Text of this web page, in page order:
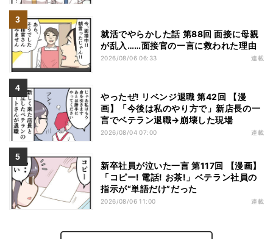
就活でやらかした話 第88回 面接に母親
が乱入……面接官の一言に救われた理由
2026/08/06 06:33 連載
やったぜ! リベンジ退職 第42回 【漫
画】「今後は私のやり方で」新店長の一
言でベテラン退職→崩壊した現場
2026/08/04 07:00 連載
新卒社員が泣いた一言 第117回 【漫画】
「コピー! 電話! お茶!」ベテラン社員の
指示が“単語だけ”だった
2026/08/06 11:00 連載